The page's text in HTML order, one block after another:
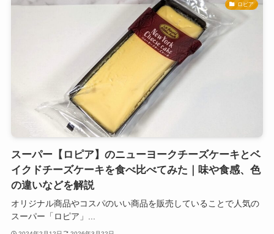
ロピア
スーパー【ロピア】のニューヨークチーズケーキとベ
イクドチーズケーキを食べ比べてみた｜味や食感、色
の違いなどを解説
オリジナル商品やコスパのいい商品を販売していることで人気の
スーパー「ロピア」...